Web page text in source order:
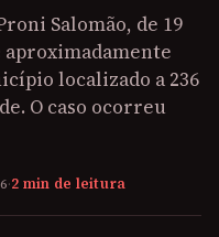
Salomão, de 19
aproximadamente
localizado a 236
O caso ocorreu
·2 min de leitura